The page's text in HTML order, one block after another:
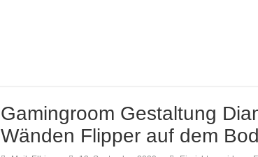
Gamingroom Gestaltung
Wänden Flipper auf dem